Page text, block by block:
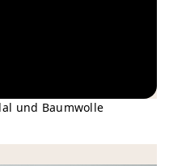
und Baumwolle